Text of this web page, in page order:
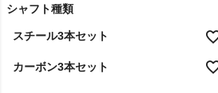
シャフト種類
スチール3本セット
カーボン3本セット